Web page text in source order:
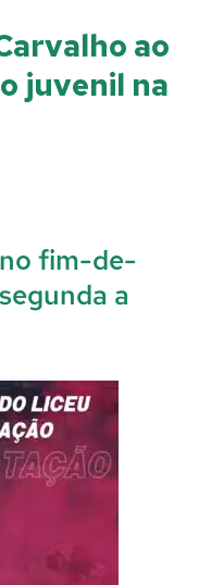
ao
juvenil na
fim-de-
a